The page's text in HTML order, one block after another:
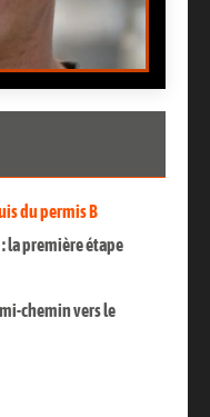
du permis B
la première étape
chemin vers le